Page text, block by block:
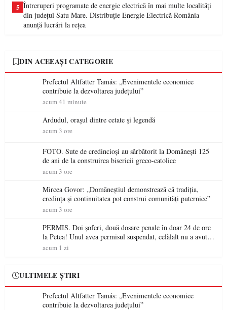
5 Întreruperi programate de energie electrică în mai multe localități
din județul Satu Mare. Distribuție Energie Electrică România
anunță lucrări la rețea
DIN ACEEAȘI CATEGORIE
Prefectul Altfatter Tamás: „Evenimentele economice
contribuie la dezvoltarea județului”
acum 41 minute
Ardudul, orașul dintre cetate și legendă
acum 3 ore
FOTO. Sute de credincioși au sărbătorit la Domănești 125
de ani de la construirea bisericii greco-catolice
acum 3 ore
Mircea Govor: „Domăneștiul demonstrează că tradiția,
credința și continuitatea pot construi comunități puternice”
acum 3 ore
PERMIS. Doi șoferi, două dosare penale în doar 24 de ore
la Petea! Unul avea permisul suspendat, celălalt nu a avut
niciodată permis
acum 1 zi
ULTIMELE ȘTIRI
Prefectul Altfatter Tamás: „Evenimentele economice
contribuie la dezvoltarea județului”